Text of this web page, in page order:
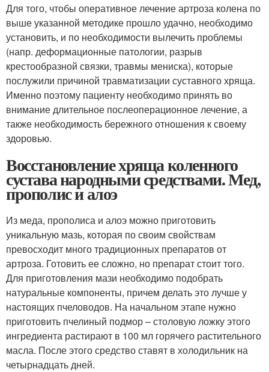
Для того, чтобы оперативное лечение артроза колена по
выше указанной методике прошло удачно, необходимо
установить, и по необходимости вылечить проблемы
(напр. деформационные патологии, разрыв
крестообразной связки, травмы мениска), которые
послужили причиной травматизации суставного хряща.
Именно поэтому пациенту необходимо принять во
внимание длительное послеоперационное лечение, а
также необходимость бережного отношения к своему
здоровью.
Восстановление хряща коленного
сустава народными средствами. Мед,
прополис и алоэ
Из меда, прополиса и алоэ можно приготовить
уникальную мазь, которая по своим свойствам
превосходит много традиционных препаратов от
артроза. Готовить ее сложно, но препарат стоит того.
Для приготовления мази необходимо подобрать
натуральные компоненты, причем делать это лучше у
настоящих пчеловодов. На начальном этапе нужно
приготовить пчелиный подмор – столовую ложку этого
ингредиента растирают в 100 мл горячего растительного
масла. После этого средство ставят в холодильник на
четырнадцать дней.